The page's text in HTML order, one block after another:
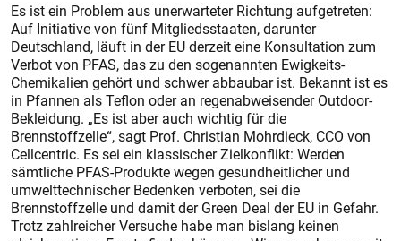
Es ist ein Problem aus unerwarteter Richtung aufgetreten:
Auf Initiative von fünf Mitgliedsstaaten, darunter
Deutschland, läuft in der EU derzeit eine Konsultation zum
Verbot von PFAS, das zu den sogenannten Ewigkeits-
Chemikalien gehört und schwer abbaubar ist. Bekannt ist es
in Pfannen als Teflon oder an regenabweisender Outdoor-
Bekleidung. „Es ist aber auch wichtig für die
Brennstoffzelle“, sagt Prof. Christian Mohrdieck, CCO von
Cellcentric. Es sei ein klassischer Zielkonflikt: Werden
sämtliche PFAS-Produkte wegen gesundheitlicher und
umwelttechnischer Bedenken verboten, sei die
Brennstoffzelle und damit der Green Deal der EU in Gefahr.
Trotz zahlreicher Versuche habe man bislang keinen